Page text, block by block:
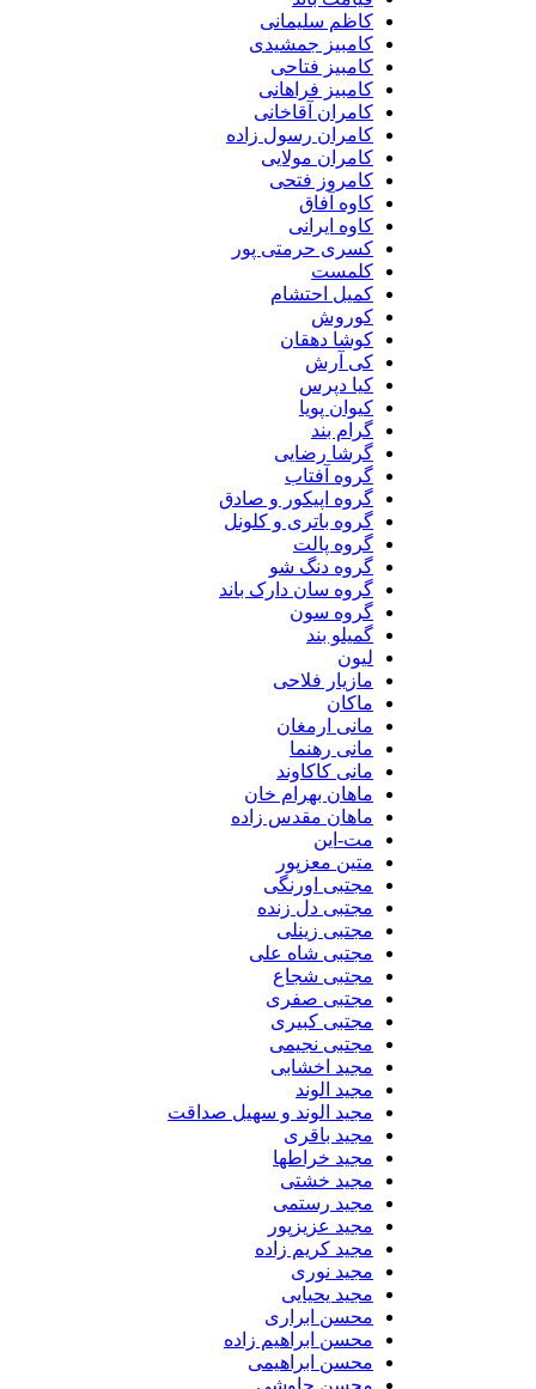
کاظم سلیمانی
کامبیز جمشیدی
کامبیز فتاحی
کامبیز فراهانی
کامران آقاخانی
کامران رسول زاده
کامران مولایی
کامروز فتحی
کاوه آفاق
کاوه ایرانی
کسری حرمتی پور
کلمست
کمیل احتشام
کوروش
کوشا دهقان
کی آرش
کیا دپرس
کیوان پویا
گرام بند
گرشا رضایی
گروه آفتاب
گروه اپیکور و صادق
گروه باتری و کلونل
گروه پالت
گروه دنگ شو
گروه سان دارک باند
گروه سون
گمیلو بند
لیون
مازیار فلاحی
ماکان
مانی ارمغان
مانی رهنما
مانی کاکاوند
ماهان بهرام خان
ماهان مقدس زاده
مت-این
متین معزپور
مجتبی اورنگی
مجتبی دل زنده
مجتبی زینلی
مجتبی شاه علی
مجتبی شجاع
مجتبی صفری
مجتبی کبیری
مجتبی نجیمی
مجید اخشابی
مجید الوند‎
مجید الوند و سهیل صداقت
مجید باقری
مجید خراطها
مجید خشتی
مجید رستمی
مجید عزیزپور
مجید کریم زاده
مجید نوری
مجید یحیایی
محسن ابراری
محسن ابراهیم زاده
محسن ابراهیمی
محسن چاوشی